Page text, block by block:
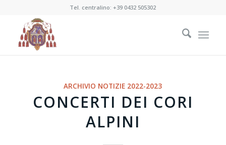
Tel. centralino:+39 0432 505302
ARCHIVIO NOTIZIE 2022-2023
CONCERTI DEI CORI
ALPINI